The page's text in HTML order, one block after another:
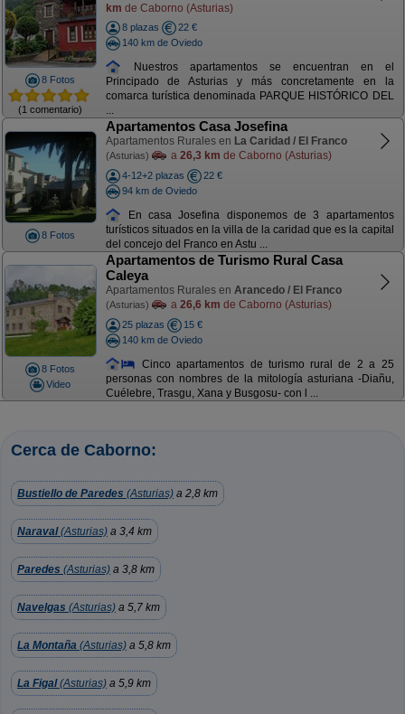
8 Fotos
(1 comentario)
km de Caborno (Asturias)
8 plazas
22 €
140 km de Oviedo
Nuestros apartamentos se encuentran en el
Principado de Asturias y más concretamente en la
comarca turística denominada PARQUE HISTÓRICO DEL
...
8 Fotos
Apartamentos Casa Josefina
Apartamentos Rurales en La Caridad / El Franco
(Asturias) a 26,3 km de Caborno (Asturias)
4-12+2 plazas
22 €
94 km de Oviedo
En casa Josefina disponemos de 3 apartamentos
turísticos situados en la villa de la caridad que es la capital
del concejo del Franco en Astu ...
8 Fotos
Video
Apartamentos de Turismo Rural Casa
Caleya
Apartamentos Rurales en Arancedo / El Franco
(Asturias) a 26,6 km de Caborno (Asturias)
25 plazas
15 €
140 km de Oviedo
Cinco apartamentos de turismo rural de 2 a 25
personas con nombres de la mitología asturiana -Diañu,
Cuélebre, Trasgu, Xana y Busgosu- con l ...
Cerca de Caborno:
Bustiello de Paredes (Asturias) a 2,8 km
Naraval(Asturias) a 3,4 km
Paredes (Asturias) a 3,8 km
Navelgas (Asturias) a 5,7 km
La Montaña (Asturias) a 5,8 km
La Figal(Asturias) a 5,9 km